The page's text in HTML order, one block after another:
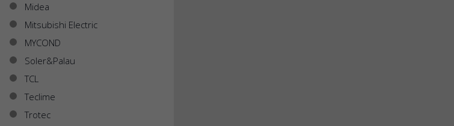
Midea
Mitsubishi Electric
MYCOND
Soler&Palau
TCL
Teclime
Trotec